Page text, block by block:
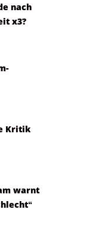
nach
x3?
Kritik
warnt